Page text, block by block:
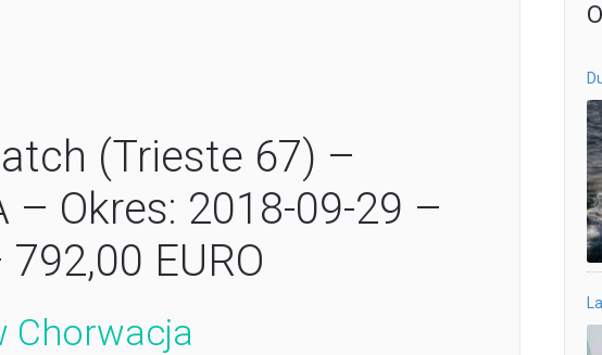
(Trieste 67) –
– Okres: 2018-09-29 –
EURO
Chorwacja